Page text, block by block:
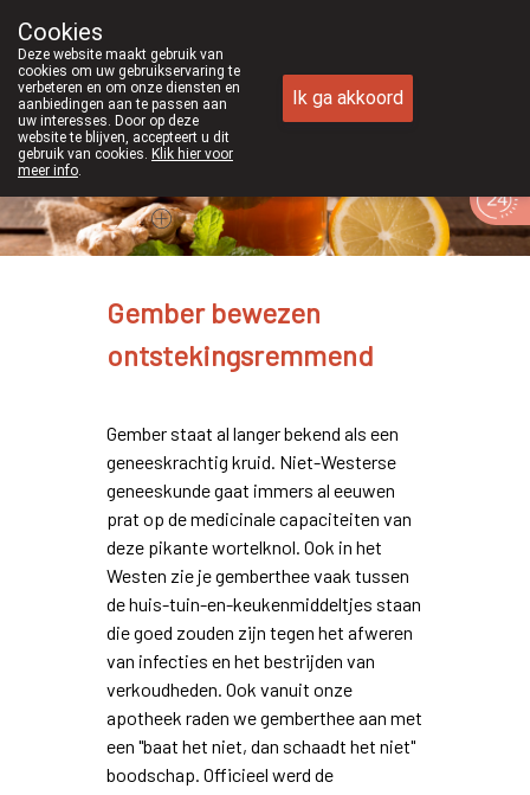
089/382429
Vandaag
Gember bewezen
ontstekingsremmend
Gember staat al langer bekend als een
geneeskrachtig kruid. Niet-Westerse
geneeskunde gaat immers al eeuwen
prat op de medicinale capaciteiten van
deze pikante wortelknol. Ook in het
Westen zie je gemberthee vaak tussen
de huis-tuin-en-keukenmiddeltjes staan
die goed zouden zijn tegen het afweren
van infecties en het bestrijden van
verkoudheden. Ook vanuit onze
apotheek raden we gemberthee aan met
een "baat het niet, dan schaadt het niet"
boodschap. Officieel werd de
Cookies
Deze website maakt gebruik van
cookies om uw gebruikservaring te
verbeteren en om onze diensten en
aanbiedingen aan te passen aan
uw interesses. Door op deze
website te blijven, accepteert u dit
gebruik van cookies. Klik hier voor
meer info.
Ik ga akkoord